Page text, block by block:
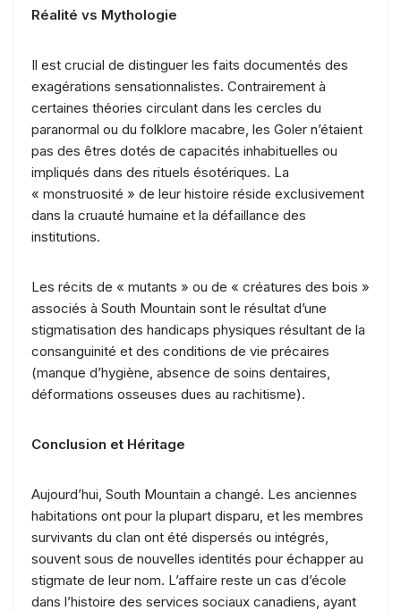
Réalité vs Mythologie
Il est crucial de distinguer les faits documentés des
exagérations sensationnalistes. Contrairement à
certaines théories circulant dans les cercles du
paranormal ou du folklore macabre, les Goler n’étaient
pas des êtres dotés de capacités inhabituelles ou
impliqués dans des rituels ésotériques. La
« monstruosité » de leur histoire réside exclusivement
dans la cruauté humaine et la défaillance des
institutions.
Les récits de « mutants » ou de « créatures des bois »
associés à South Mountain sont le résultat d’une
stigmatisation des handicaps physiques résultant de la
consanguinité et des conditions de vie précaires
(manque d’hygiène, absence de soins dentaires,
déformations osseuses dues au rachitisme).
Conclusion et Héritage
Aujourd’hui, South Mountain a changé. Les anciennes
habitations ont pour la plupart disparu, et les membres
survivants du clan ont été dispersés ou intégrés,
souvent sous de nouvelles identités pour échapper au
stigmate de leur nom. L’affaire reste un cas d’école
dans l’histoire des services sociaux canadiens, ayant